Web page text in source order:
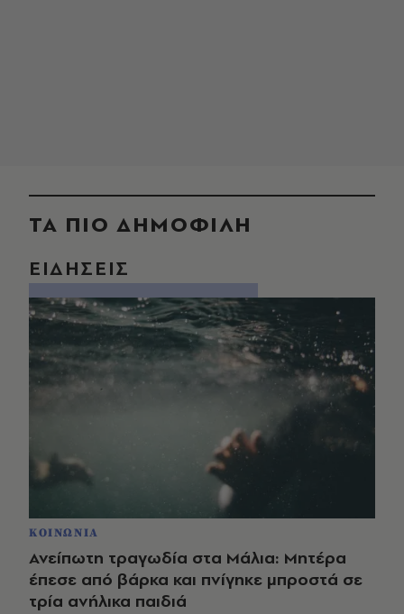
ΤΑ ΠΙΟ ΔΗΜΟΦΙΛΗ
ΕΙΔΗΣΕΙΣ
ΚΟΙΝΩΝΙΑ
Ανείπωτη τραγωδία στα Μάλια: Μητέρα
έπεσε από βάρκα και πνίγηκε μπροστά σε
τρία ανήλικα παιδιά